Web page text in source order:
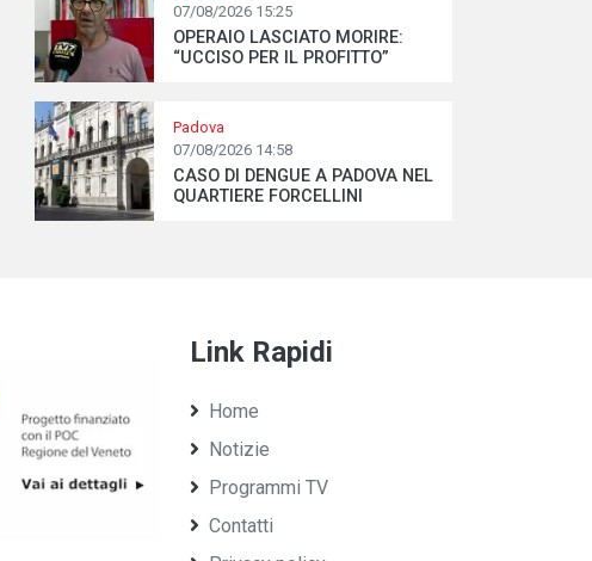
07/08/2026 15:25
OPERAIO LASCIATO MORIRE:
“UCCISO PER IL PROFITTO”
Padova
07/08/2026 14:58
CASO DI DENGUE A PADOVA NEL
QUARTIERE FORCELLINI
Link Rapidi
Home
Notizie
Programmi TV
Contatti